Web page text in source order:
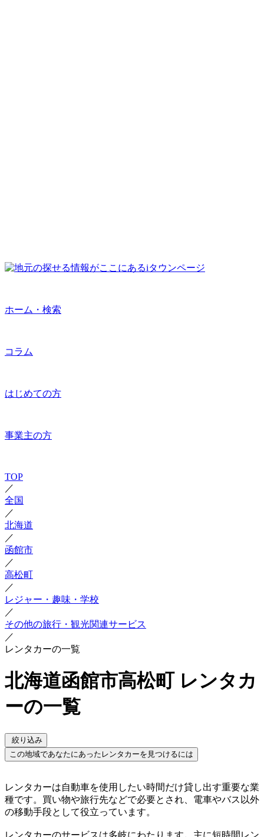
ホーム・検索
コラム
はじめての方
事業主の方
TOP
／
全国
／
北海道
／
函館市
／
高松町
／
レジャー・趣味・学校
／
その他の旅行・観光関連サービス
／
レンタカーの一覧
北海道函館市高松町 レンタカ
ーの一覧
絞り込み
この地域であなたにあったレンタカーを見つけるには
レンタカーは自動車を使用したい時間だけ貸し出す重要な業
種です。買い物や旅行先などで必要とされ、電車やバス以外
の移動手段として役立っています。
レンタカーのサービスは多岐にわたります。主に短時間レン